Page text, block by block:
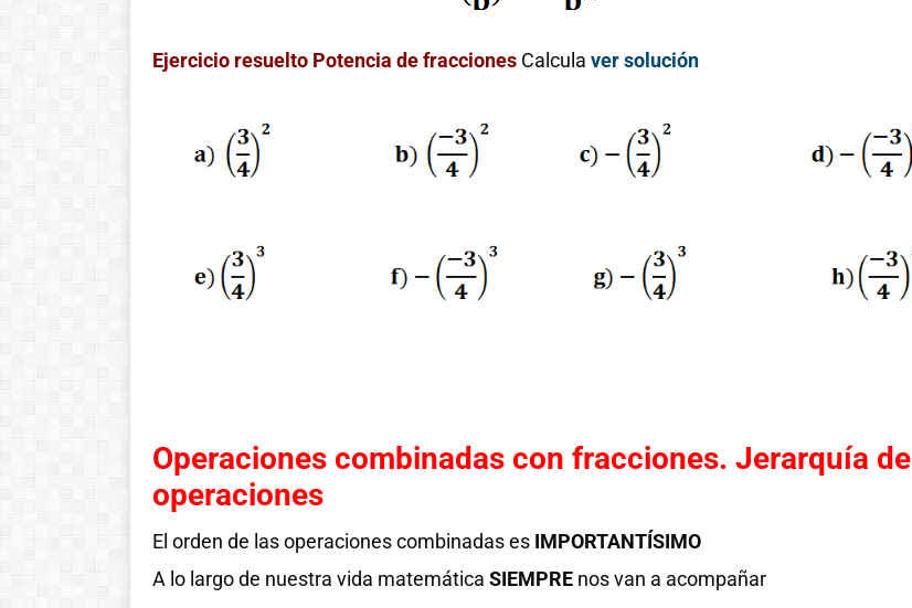
Ejercicio resuelto Potencia de fracciones Calcula ver solución
Operaciones combinadas con fracciones. Jerarquía de
operaciones
El orden de las operaciones combinadas es IMPORTANTÍSIMO
A lo largo de nuestra vida matemática SIEMPRE nos van a acompañar